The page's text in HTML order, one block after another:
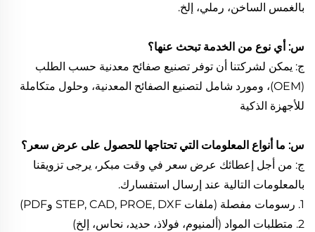
بالغمس الساخن، رملي، إلخ.
س: أي نوع من الخدمة تبحث عنها؟
ج: يمكن لشركتنا أن توفر تصنيع صفائح معدنية حسب الطلب
(OEM)، ومورد شامل لتصنيع الصفائح المعدنية، وحلول متكاملة
للأجهزة الذكية
س: ما أنواع المعلومات التي تحتاجها للحصول على عرض سعر؟
ج: من أجل إعطائك عرض سعر في وقت مبكر، يرجى تزويقنا
بالمعلومات التالية عند إرسال استفسارك.
1. رسومات مفصلة (ملفات STEP, CAD, PROE, DXF وPDF)
2. متطلبات المواد (ألمنيوم، فولاذ، حديد، نحاس، إلخ)